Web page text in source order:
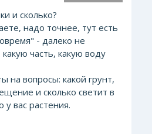
и сколько?
надо точнее, тут есть
- далеко не
часть, какую воду
на вопросы: какой грунт,
и сколько светит в
у вас растения.